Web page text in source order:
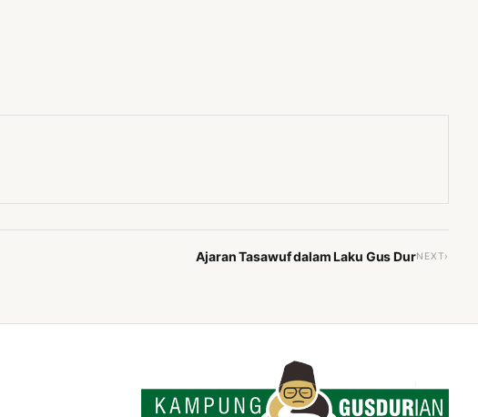
Ajaran Tasawuf dalam Laku Gus DurNEXT›